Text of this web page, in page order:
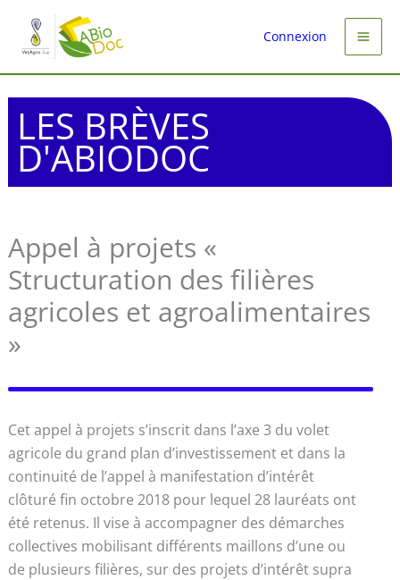
contenu
Connexion
LES BRÈVES
D'ABIODOC
Appel à projets «
Structuration des filières
agricoles et agroalimentaires
»
Cet appel à projets s’inscrit dans l’axe 3 du volet
agricole du grand plan d’investissement et dans la
continuité de l’appel à manifestation d’intérêt
clôturé fin octobre 2018 pour lequel 28 lauréats ont
été retenus. Il vise à accompagner des démarches
collectives mobilisant différents maillons d’une ou
de plusieurs filières, sur des projets d’intérêt supra